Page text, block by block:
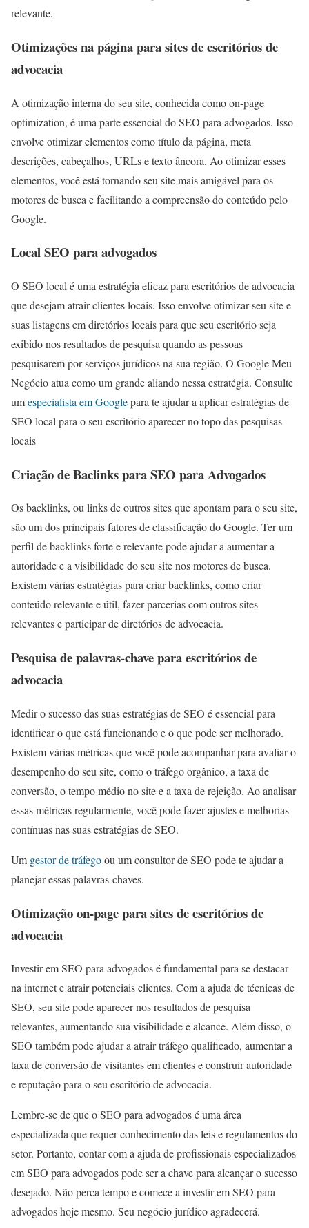
relevante.
Otimizações na página para sites de escritórios de
advocacia
A otimização interna do seu site, conhecida como on-page
optimization, é uma parte essencial do SEO para advogados. Isso
envolve otimizar elementos como título da página, meta
descrições, cabeçalhos, URLs e texto âncora. Ao otimizar esses
elementos, você está tornando seu site mais amigável para os
motores de busca e facilitando a compreensão do conteúdo pelo
Google.
Local SEO para advogados
O SEO local é uma estratégia eficaz para escritórios de advocacia
que desejam atrair clientes locais. Isso envolve otimizar seu site e
suas listagens em diretórios locais para que seu escritório seja
exibido nos resultados de pesquisa quando as pessoas
pesquisarem por serviços jurídicos na sua região. O Google Meu
Negócio atua como um grande aliando nessa estratégia. Consulte
umespecialista em Googlepara te ajudar a aplicar estratégias de
SEO local para o seu escritório aparecer no topo das pesquisas
locais
Criação de Baclinks para SEO para Advogados
Os backlinks, ou links de outros sites que apontam para o seu site,
são um dos principais fatores de classificação do Google. Ter um
perfil de backlinks forte e relevante pode ajudar a aumentar a
autoridade e a visibilidade do seu site nos motores de busca.
Existem várias estratégias para criar backlinks, como criar
conteúdo relevante e útil, fazer parcerias com outros sites
relevantes e participar de diretórios de advocacia.
Pesquisa de palavras-chave para escritórios de
advocacia
Medir o sucesso das suas estratégias de SEO é essencial para
identificar o que está funcionando e o que pode ser melhorado.
Existem várias métricas que você pode acompanhar para avaliar o
desempenho do seu site, como o tráfego orgânico, a taxa de
conversão, o tempo médio no site e a taxa de rejeição. Ao analisar
essas métricas regularmente, você pode fazer ajustes e melhorias
contínuas nas suas estratégias de SEO.
Um gestor de tráfegoou um consultor de SEO pode te ajudar a
planejar essas palavras-chaves.
Otimização on-page para sites de escritórios de
advocacia
Investir em SEO para advogados é fundamental para se destacar
na internet e atrair potenciais clientes. Com a ajuda de técnicas de
SEO, seu site pode aparecer nos resultados de pesquisa
relevantes, aumentando sua visibilidade e alcance. Além disso, o
SEO também pode ajudar a atrair tráfego qualificado, aumentar a
taxa de conversão de visitantes em clientes e construir autoridade
e reputação para o seu escritório de advocacia.
Lembre-se de que o SEO para advogados é uma área
especializada que requer conhecimento das leis e regulamentos do
setor. Portanto, contar com a ajuda de profissionais especializados
em SEO para advogados pode ser a chave para alcançar o sucesso
desejado. Não perca tempo e comece a investir em SEO para
advogados hoje mesmo. Seu negócio jurídico agradecerá.